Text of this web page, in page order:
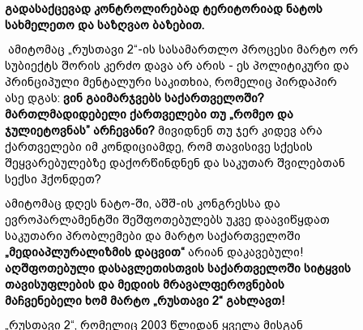
გადასაქცევად კონტროლირებად ტერიტორიად ნატოს
სახმელეთო და საზღვაო ბაზებით.
ამიტომაც „რუსთავი 2“-ის სასამართლო პროცესი მარტო ორ
სუბიექტს შორის კერძო დავა არ არის - ეს პოლიტიკური და
პრინციპული მენტალური საკითხია, რომელიც პირდაპირ
ასე დგას: ვინ გაიმარჯვებს საქართველოში?
მართლმადიდებელი ქართველები თუ „რომეო და
ჯულიეტოვნას” არჩევანი? მივიდნენ თუ ჯერ კიდევ არა
ქართველები იმ კონდიციამდე, რომ თავისივე სქესის
შეყვარებულებზე დაქორწინდნენ და საკუთარ შვილებთან
სექსი ჰქონდეთ?
ამიტომაც დღეს ნატო-ში, აშშ-ის კონგრესსა და
ევროპარლამენტში შეშფოთებულებს უკვე დაავიწყდათ
საკუთარი პრობლემები და მარტო საქართველოში
„მედიაპლურალიზმის დაცვით“ არიან დაკავებული!
აღშფოთებული დასავლეთისთვის საქართველოში სიტყვის
თავისუფლების და მედიის მრავალფეროვნების
მაჩვენებელი ხომ მარტო „რუსთავი 2“ გახლავთ!
„რუსთავი 2“, რომელიც 2003 წლიდან ყველა მისგან